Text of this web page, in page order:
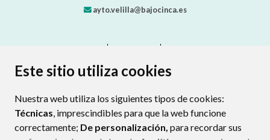
Este sitio utiliza cookies
Nuestra web utiliza los siguientes tipos de cookies:
Técnicas, imprescindibles para que la web funcione
correctamente; De personalización, para recordar sus
ayto.velilla@bajocinca.es
PROTECCIÓN DE DATOS
POLÍTICA DE COOKIES